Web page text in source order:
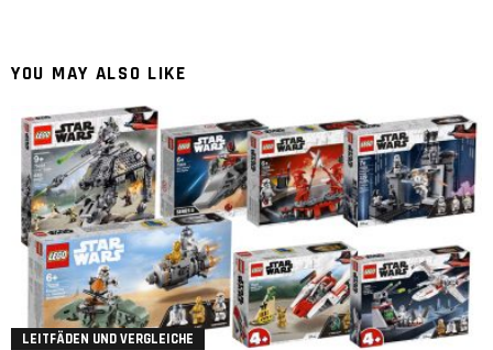
YOU MAY ALSO LIKE
LEITFÄDEN UND VERGLEICHE